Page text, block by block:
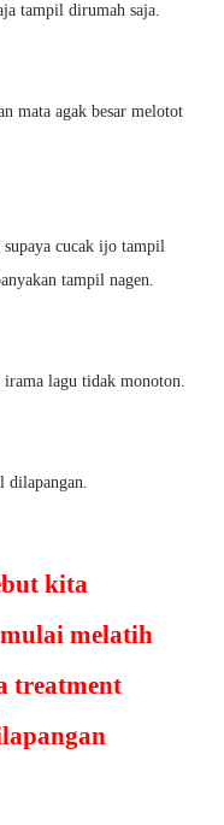
tampil dirumah saja.
mata agak besar melotot
supaya cucak ijo tampil
tampil nagen.
lagu tidak monoton.
dilapangan.
kita
melatih
treatment